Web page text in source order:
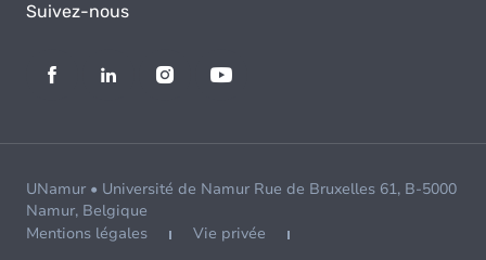
Suivez-nous
UNamur • Université de Namur Rue de Bruxelles 61, B-5000
Namur, Belgique
Mentions légales
Vie privée